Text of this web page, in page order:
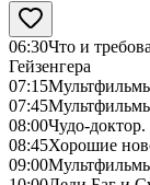
06:30Что и
Гейзенгера
07:15
07:45
08:00Чудо-доктор.
08:45Хорошие
09:00